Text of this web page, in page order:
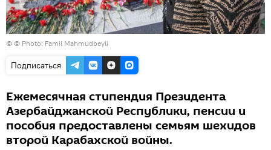
© © Photo: Famil Mahmudbeyli
Подписаться
Ежемесячная стипендия Президента
Азербайджанской Республики, пенсии и
пособия предоставлены семьям шехидов
второй Карабахской войны.